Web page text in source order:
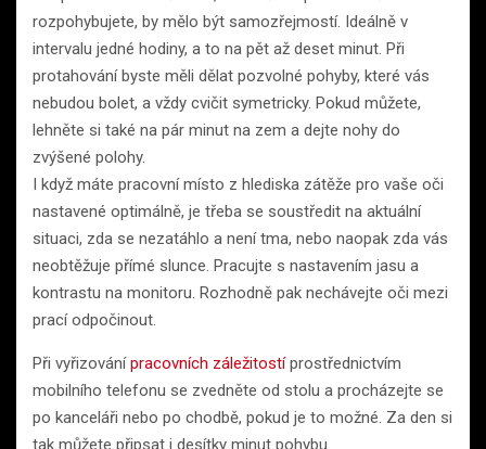
rozpohybujete, by mělo být samozřejmostí. Ideálně v
intervalu jedné hodiny, a to na pět až deset minut. Při
protahování byste měli dělat pozvolné pohyby, které vás
nebudou bolet, a vždy cvičit symetricky. Pokud můžete,
lehněte si také na pár minut na zem a dejte nohy do
zvýšené polohy.
I když máte pracovní místo z hlediska zátěže pro vaše oči
nastavené optimálně, je třeba se soustředit na aktuální
situaci, zda se nezatáhlo a není tma, nebo naopak zda vás
neobtěžuje přímé slunce. Pracujte s nastavením jasu a
kontrastu na monitoru. Rozhodně pak nechávejte oči mezi
prací odpočinout.
Při vyřizovánípracovních záležitostíprostřednictvím
mobilního telefonu se zvedněte od stolu a procházejte se
po kanceláři nebo po chodbě, pokud je to možné. Za den si
tak můžete připsat i desítky minut pohybu.